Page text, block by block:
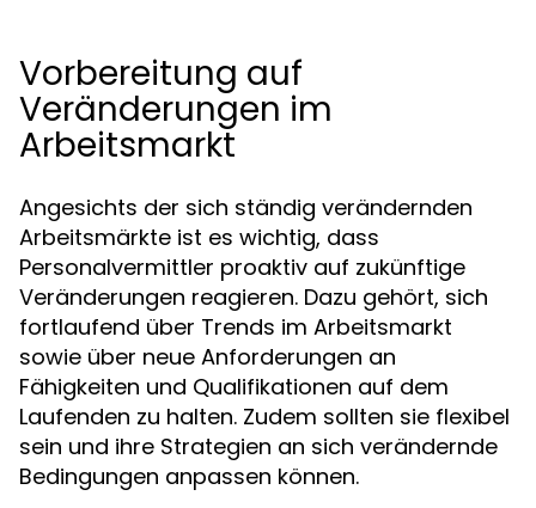
Vorbereitung auf
Veränderungen im
Arbeitsmarkt
Angesichts der sich ständig verändernden
Arbeitsmärkte ist es wichtig, dass
Personalvermittler proaktiv auf zukünftige
Veränderungen reagieren. Dazu gehört, sich
fortlaufend über Trends im Arbeitsmarkt
sowie über neue Anforderungen an
Fähigkeiten und Qualifikationen auf dem
Laufenden zu halten. Zudem sollten sie flexibel
sein und ihre Strategien an sich verändernde
Bedingungen anpassen können.